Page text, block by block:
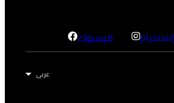
فيسبوك إنستجرام